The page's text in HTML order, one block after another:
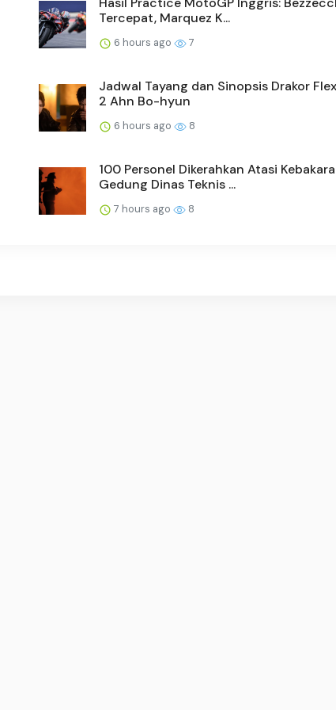
Tercepat, Marquez K...
6 hours ago 7
Jadwal Tayang dan Sinopsis Drakor
2 Ahn Bo-hyun
6 hours ago 8
100 Personel Dikerahkan Atasi
Gedung Dinas Teknis ...
7 hours ago 8